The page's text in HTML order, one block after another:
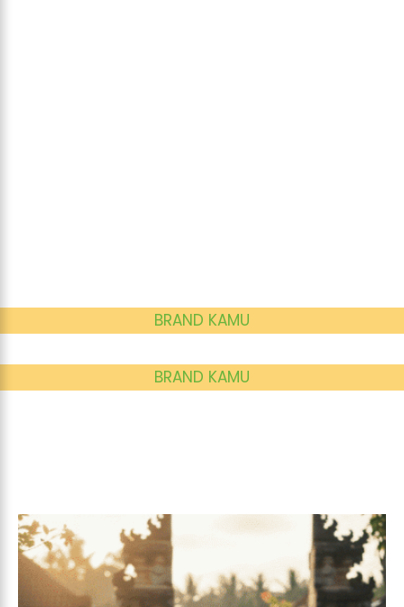
BRAND KAMU
BRAND KAMU